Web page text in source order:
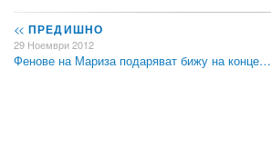
<< ПРЕДИШНО
29 Ноември 2012
Фенове на Мариза подаряват бижу на конце…